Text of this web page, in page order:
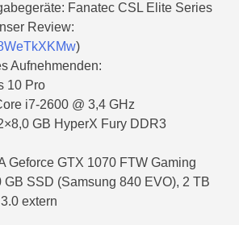
Fanatec CSL Elite Series
Review:
)
Aufnehmenden:
10 Pro
i7-2600 @ 3,4 GHz
GB HyperX Fury DDR3
Geforce GTX 1070 FTW Gaming
GB SSD (Samsung 840 EVO), 2 TB
extern